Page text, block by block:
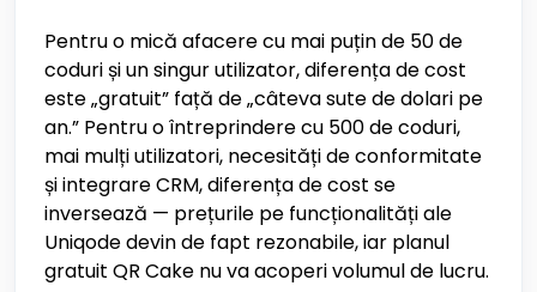
Pentru o mică afacere cu mai puțin de 50 de
coduri și un singur utilizator, diferența de cost
este „gratuit” față de „câteva sute de dolari pe
an.” Pentru o întreprindere cu 500 de coduri,
mai mulți utilizatori, necesități de conformitate
și integrare CRM, diferența de cost se
inversează — prețurile pe funcționalități ale
Uniqode devin de fapt rezonabile, iar planul
gratuit QR Cake nu va acoperi volumul de lucru.